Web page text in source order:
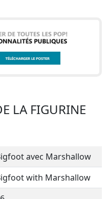
LA FIGURINE
avec Marshallow
with Marshallow